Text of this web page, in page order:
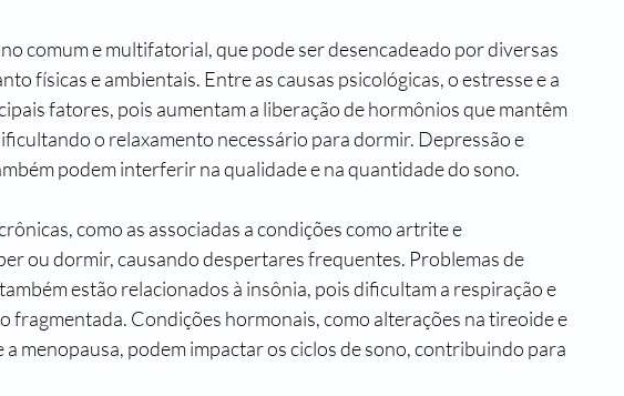
comum e multifatorial, que pode ser desencadeado por diversas
físicas e ambientais. Entre as causas psicológicas, o estresse e a
fatores, pois aumentam a liberação de hormônios que mantêm
o relaxamento necessário para dormir. Depressão e
podem interferir na qualidade e na quantidade do sono.
como as associadas a condições como artrite e
ou dormir, causando despertares frequentes. Problemas de
estão relacionados à insônia, pois dificultam a respiração e
fragmentada. Condições hormonais, como alterações na tireoide e
menopausa, podem impactar os ciclos de sono, contribuindo para